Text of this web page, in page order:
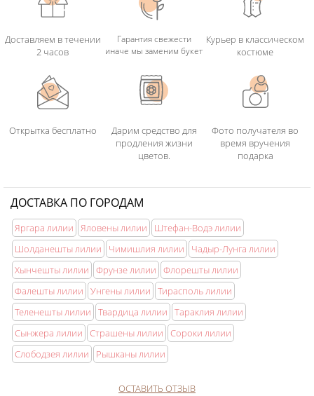
Эксклюзивные ранункулюсы
-Букет цветов лилии
Девушке на день рождения
Подарок на свадьбу
Свадьба 30 лет
Букеты из ирисов
-Воздушные шары
Доставляем в течении
2 часов
Гарантия свежести
иначе мы заменим букет
Курьер в классическом
костюме
Открытка бесплатно
Дарим средство для
продления жизни
цветов.
Фото получателя во
время вручения
подарка
ДОСТАВКА ПО ГОРОДАМ
Яргара лилии Яловены лилии
Штефан-Водэ лилии
Шолданешты лилии
Чимишлия лилии
Чадыр-Лунга лилии
Хынчешты лилии
Фрунзе лилии
Флорешты лилии
Фалешты лилии
Унгены лилии
Тирасполь лилии
Теленешты лилии
Твардица лилии
Тараклия лилии
Сынжера лилии
Страшены лилии
Сороки лилии
Слободзея лилии
Рышканы лилии
ОСТАВИТЬ ОТЗЫВ